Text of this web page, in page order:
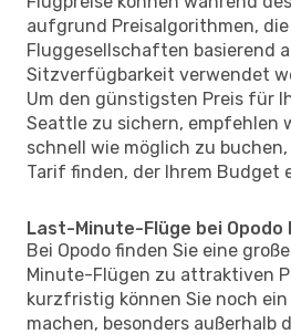
aufgrund Preisalgorithmen,
Fluggesellschaften basierend
Sitzverfügbarkeit verwendet
Um den günstigsten Preis für
Seattle zu sichern, empfehlen
schnell wie möglich zu buchen,
Tarif finden, der Ihrem Budget
Last-Minute-Flüge bei Opodo
Bei Opodo finden Sie eine
Minute-Flügen zu attraktiven
kurzfristig können Sie noch
machen, besonders außerhalb